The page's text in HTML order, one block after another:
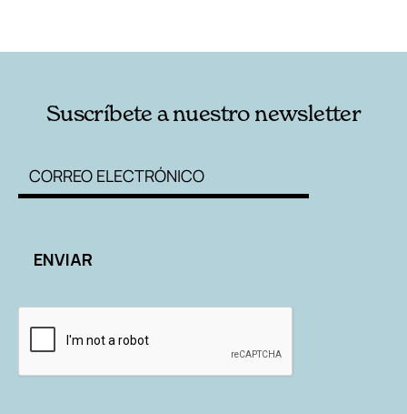
Suscríbete a nuestro newsletter